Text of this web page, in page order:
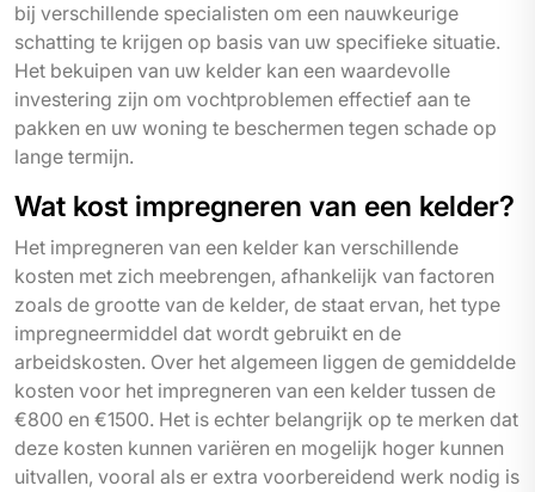
bij verschillende specialisten om een nauwkeurige
schatting te krijgen op basis van uw specifieke situatie.
Het bekuipen van uw kelder kan een waardevolle
investering zijn om vochtproblemen effectief aan te
pakken en uw woning te beschermen tegen schade op
lange termijn.
Wat kost impregneren van een kelder?
Het impregneren van een kelder kan verschillende
kosten met zich meebrengen, afhankelijk van factoren
zoals de grootte van de kelder, de staat ervan, het type
impregneermiddel dat wordt gebruikt en de
arbeidskosten. Over het algemeen liggen de gemiddelde
kosten voor het impregneren van een kelder tussen de
€800 en €1500. Het is echter belangrijk op te merken dat
deze kosten kunnen variëren en mogelijk hoger kunnen
uitvallen, vooral als er extra voorbereidend werk nodig is